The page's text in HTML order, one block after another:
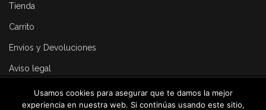
Tienda
Carrito
Envíos y Devoluciones
Aviso legal
© 2025 Pregostyling. All Rights Reserved. Developed by
Dirk
Usamos cookies para asegurar que te damos la mejor
experiencia en nuestra web. Si continúas usando este sitio,